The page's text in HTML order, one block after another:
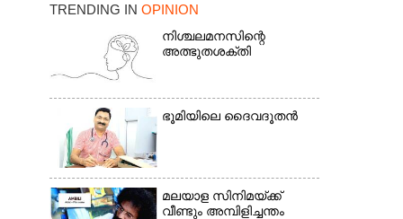
എന്നിവർ
TRENDING IN OPINION
നിശ്ചലമനസിന്റെ
അത്ഭുതശക്തി
ഭൂ​മി​യി​ലെ​ ​ദൈ​വദൂതൻ
മലയാള സിനിമയ്ക്ക്
വീണ്ടും അമ്പിളിച്ചന്തം